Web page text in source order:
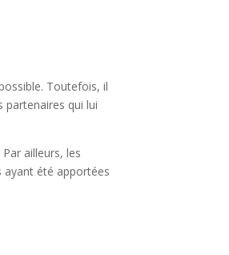
Toutefois, il
partenaires qui lui
ailleurs, les
ayant été apportées